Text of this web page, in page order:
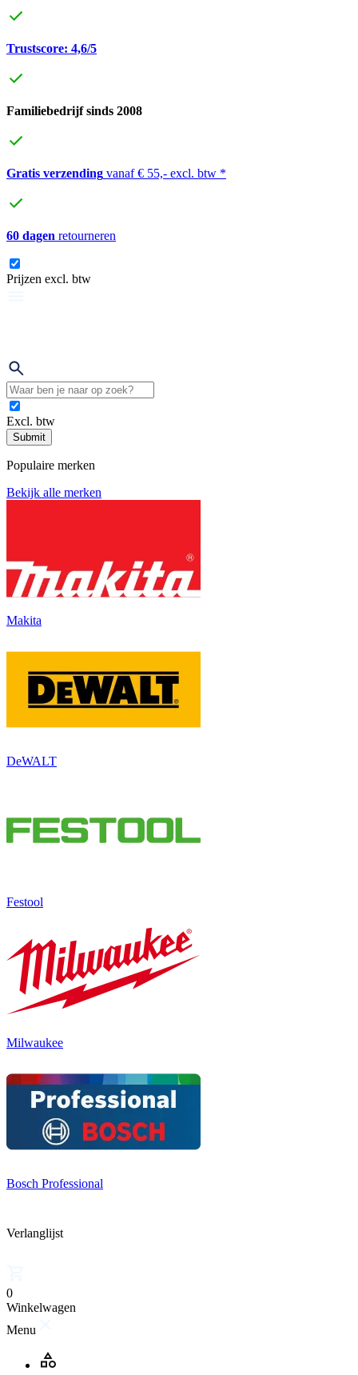
Trustscore: 4,6/5
Familiebedrijf sinds 2008
Gratis verzending vanaf € 55,- excl. btw *
60 dagen retourneren
Prijzen excl. btw
Excl. btw
Submit
Populaire merken
Bekijk alle merken
Makita
DeWALT
Festool
Milwaukee
Bosch Professional
Verlanglijst
0
Winkelwagen
Menu